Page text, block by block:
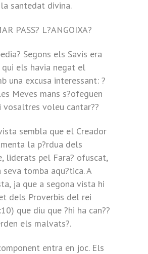
santedat divina.
PASS? L?ANGOIXA?
Segons els Savis era
qui els havia negat el
una excusa interessant: ?
Meves mans s?ofeguen
vosaltres voleu cantar??
sembla que el Creador
la p?rdua dels
liderats pel Fara? ofuscat,
tomba aqu?tica. A
ja que a segona vista hi
dels Proverbis del rei
que diu que ?hi ha can??
els malvats?.
entra en joc. Els